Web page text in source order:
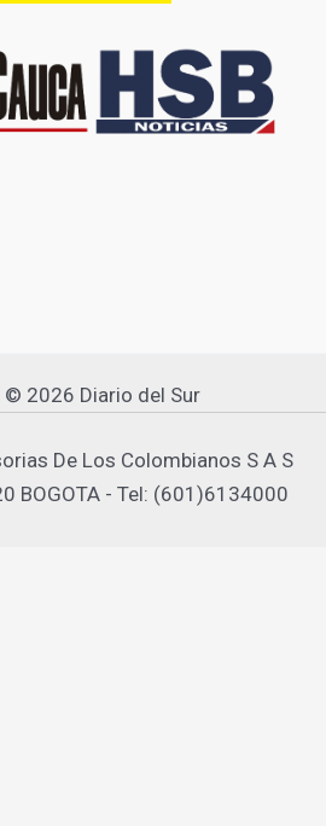
© 2026 Diario del Sur
De Los Colombianos S A S
BOGOTA - Tel: (601)6134000